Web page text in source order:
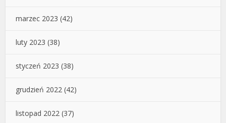
marzec 2023 (42)
luty 2023 (38)
styczeń 2023 (38)
grudzień 2022 (42)
listopad 2022 (37)